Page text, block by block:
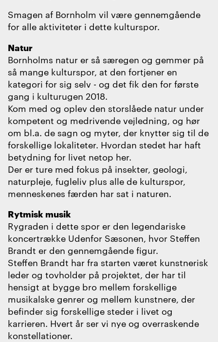
Smagen af Bornholm vil være gennemgående
for alle aktiviteter i dette kulturspor.
Natur
Bornholms natur er så særegen og gemmer på
så mange kulturspor, at den fortjener en
kategori for sig selv - og det fik den for første
gang i kulturugen 2018.
Kom med og oplev den storslåede natur under
kompetent og medrivende vejledning, og hør
om bl.a. de sagn og myter, der knytter sig til de
forskellige lokaliteter. Hvordan stedet har haft
betydning for livet netop her.
Der er ture med fokus på insekter, geologi,
naturpleje, fugleliv plus alle de kulturspor,
menneskenes færden har sat i naturen.
Rytmisk musik
Rygraden i dette spor er den legendariske
koncertrække Udenfor Sæsonen, hvor Steffen
Brandt er den gennemgående figur.
Steffen Brandt har fra starten været kunstnerisk
leder og tovholder på projektet, der har til
hensigt at bygge bro mellem forskellige
musikalske genrer og mellem kunstnere, der
befinder sig forskellige steder i livet og
karrieren. Hvert år ser vi nye og overraskende
konstellationer.